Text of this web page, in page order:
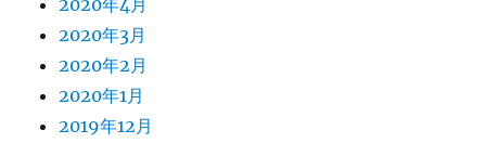
2020年4月
2020年3月
2020年2月
2020年1月
2019年12月